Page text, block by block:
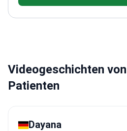
Videogeschichten
Patienten
Dayana